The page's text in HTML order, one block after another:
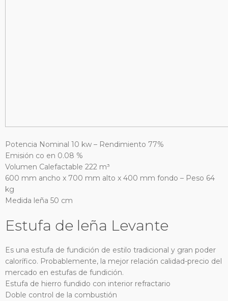
Potencia Nominal 10 kw – Rendimiento 77%
Emisión co en 0.08 %
Volumen Calefactable 222 m³
600 mm ancho x 700 mm alto x 400 mm fondo – Peso 64
kg
Medida leña 50 cm
Estufa de leña Levante
Es una estufa de fundición de estilo tradicional y gran poder
calorífico. Probablemente, la mejor relación calidad-precio del
mercado en estufas de fundición.
Estufa de hierro fundido con interior refractario
Doble control de la combustión